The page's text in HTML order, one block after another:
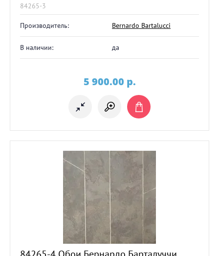
84265-3
Производитель: Bernardo Bartalucci
В наличии: да
5 900.00 p.